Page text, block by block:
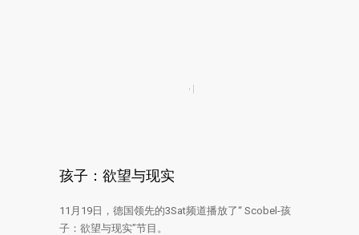
孩子：欲望与现实
11月19日，德国领先的3Sat频道播放了“ Scobel-孩
子：欲望与现实”节目。